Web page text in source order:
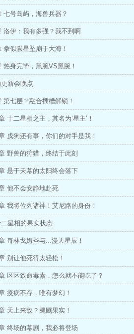
七号岛屿，海兽兵器？
洛伊：我有多强？我不到啊
拳似陨星坠崩于大海！
热身完毕，黑腕VS黑腕！
新会晚点
第七层？融合插槽解锁！
十二星相之主，其名为‘星主’！
戌狗还有事，你们的对手是我！
野兽的狩猎，终结于此刻
悬于天幕的太阳终会落下
他不会安静地赴死
我将位列诸神！艾尼路的身份！
星相的果实状态
奇林戈姆圣与...漫天星辰！
别让他死得太轻松！
区区致命毒素，怎么就不能吃了？
疫病不存，唯有梦幻！
天上来敌？飀飀果实！
终场的幕剧，我必将登场